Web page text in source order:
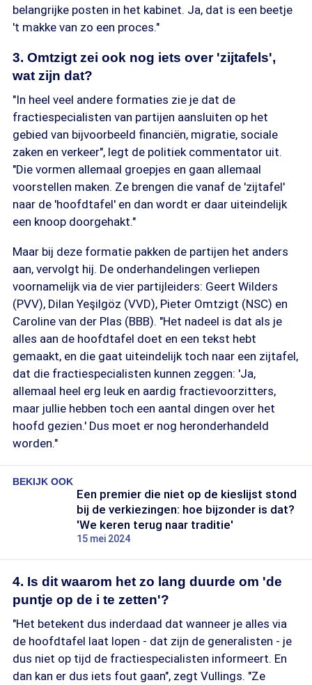
belangrijke posten in het kabinet. Ja, dat is een beetje
't makke van zo een proces."
3. Omtzigt zei ook nog iets over 'zijtafels',
wat zijn dat?
"In heel veel andere formaties zie je dat de
fractiespecialisten van partijen aansluiten op het
gebied van bijvoorbeeld financiën, migratie, sociale
zaken en verkeer", legt de politiek commentator uit.
"Die vormen allemaal groepjes en gaan allemaal
voorstellen maken. Ze brengen die vanaf de 'zijtafel'
naar de 'hoofdtafel' en dan wordt er daar uiteindelijk
een knoop doorgehakt."
Maar bij deze formatie pakken de partijen het anders
aan, vervolgt hij. De onderhandelingen verliepen
voornamelijk via de vier partijleiders: Geert Wilders
(PVV), Dilan Yeşilgöz (VVD), Pieter Omtzigt (NSC) en
Caroline van der Plas (BBB). "Het nadeel is dat als je
alles aan de hoofdtafel doet en een tekst hebt
gemaakt, en die gaat uiteindelijk toch naar een zijtafel,
dat die fractiespecialisten kunnen zeggen: 'Ja,
allemaal heel erg leuk en aardig fractievoorzitters,
maar jullie hebben toch een aantal dingen over het
hoofd gezien.' Dus moet er nog heronderhandeld
worden."
BEKIJK OOK
Een premier die niet op de kieslijst stond
bij de verkiezingen: hoe bijzonder is dat?
'We keren terug naar traditie'
15 mei 2024
4. Is dit waarom het zo lang duurde om 'de
puntje op de i te zetten'?
"Het betekent dus inderdaad dat wanneer je alles via
de hoofdtafel laat lopen - dat zijn de generalisten - je
dus niet op tijd de fractiespecialisten informeert. En
dan kan er dus iets fout gaan", zegt Vullings. "Ze